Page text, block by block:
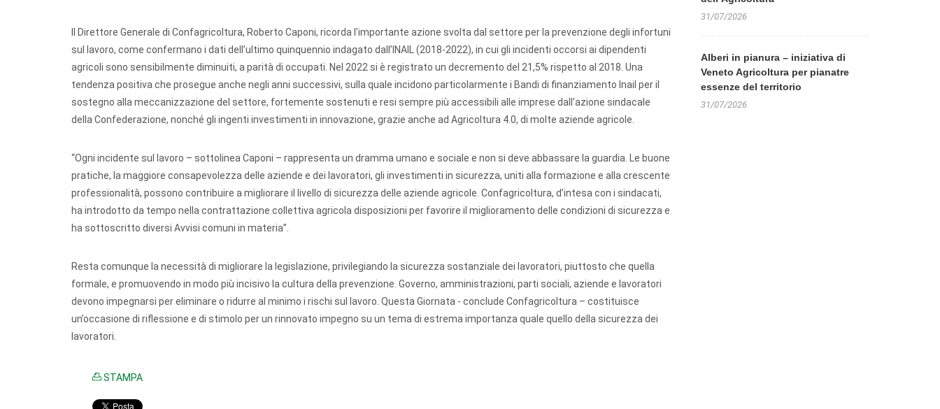
Il Direttore Generale di Confagricoltura, Roberto Caponi, ricorda l’importante azione svolta dal settore per la prevenzione degli infortuni
sul lavoro, come confermano i dati dell’ultimo quinquennio indagato dall’INAIL (2018-2022), in cui gli incidenti occorsi ai dipendenti
agricoli sono sensibilmente diminuiti, a parità di occupati. Nel 2022 si è registrato un decremento del 21,5% rispetto al 2018. Una
tendenza positiva che prosegue anche negli anni successivi, sulla quale incidono particolarmente i Bandi di finanziamento Inail per il
sostegno alla meccanizzazione del settore, fortemente sostenuti e resi sempre più accessibili alle imprese dall’azione sindacale
della Confederazione, nonché gli ingenti investimenti in innovazione, grazie anche ad Agricoltura 4.0, di molte aziende agricole.
“Ogni incidente sul lavoro – sottolinea Caponi – rappresenta un dramma umano e sociale e non si deve abbassare la guardia. Le buone
pratiche, la maggiore consapevolezza delle aziende e dei lavoratori, gli investimenti in sicurezza, uniti alla formazione e alla crescente
professionalità, possono contribuire a migliorare il livello di sicurezza delle aziende agricole. Confagricoltura, d’intesa con i sindacati,
ha introdotto da tempo nella contrattazione collettiva agricola disposizioni per favorire il miglioramento delle condizioni di sicurezza e
ha sottoscritto diversi Avvisi comuni in materia”.
Resta comunque la necessità di migliorare la legislazione, privilegiando la sicurezza sostanziale dei lavoratori, piuttosto che quella
formale, e promuovendo in modo più incisivo la cultura della prevenzione. Governo, amministrazioni, parti sociali, aziende e lavoratori
devono impegnarsi per eliminare o ridurre al minimo i rischi sul lavoro. Questa Giornata - conclude Confagricoltura – costituisce
un’occasione di riflessione e di stimolo per un rinnovato impegno su un tema di estrema importanza quale quello della sicurezza dei
lavoratori.
STAMPA
31/07/2026
Alberi in pianura – iniziativa di
Veneto Agricoltura per pianatre
essenze del territorio
31/07/2026